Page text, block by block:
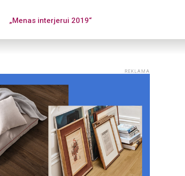
„Menas interjerui 2019“
REKLAMA